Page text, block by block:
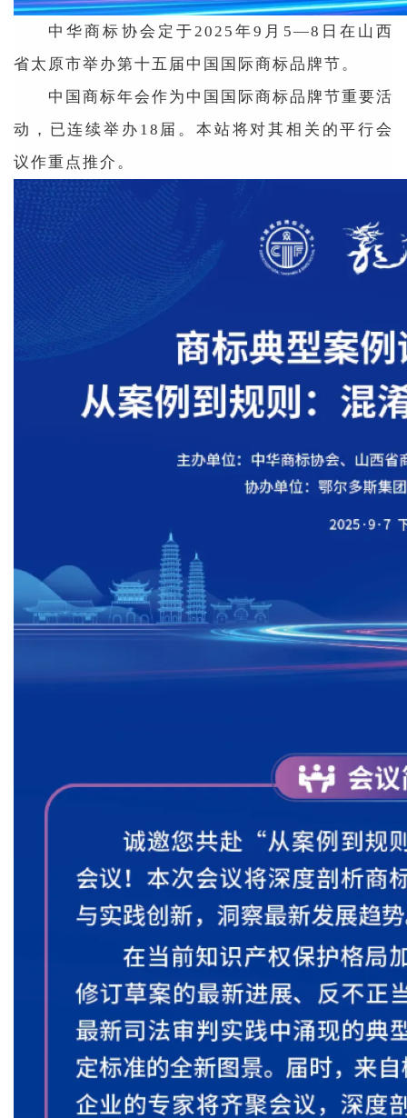
中华商标协会定于2025年9月5—8日在山西
省太原市举办第十五届中国国际商标品牌节。
中国商标年会作为中国国际商标品牌节重要活
动，已连续举办18届。本站将对其相关的平行会
议作重点推介。